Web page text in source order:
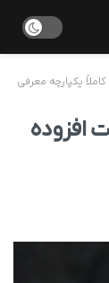
یکپارچه معرفی
افزوده